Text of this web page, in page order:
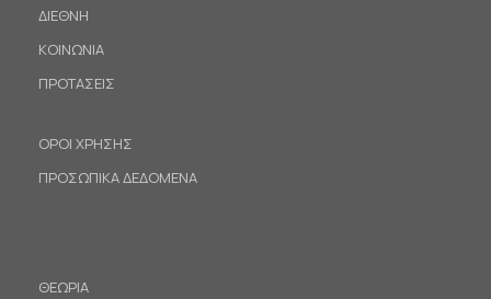
ΔΙΕΘΝΗ
ΚΟΙΝΩΝΙΑ
ΠΡΟΤΑΣΕΙΣ
ΟΡΟΙ ΧΡΗΣΗΣ
ΠΡΟΣΩΠΙΚΑ ΔΕΔΟΜΕΝΑ
ΘΕΩΡΙΑ